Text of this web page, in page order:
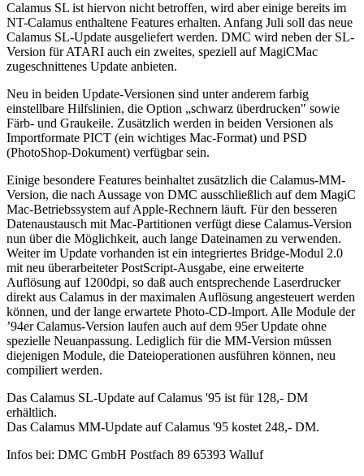
Calamus SL ist hiervon nicht betroffen, wird aber einige bereits im
NT-Calamus enthaltene Features erhalten. Anfang Juli soll das neue
Calamus SL-Update ausgeliefert werden. DMC wird neben der SL-
Version für ATARI auch ein zweites, speziell auf MagiCMac
zugeschnittenes Update anbieten.
Neu in beiden Update-Versionen sind unter anderem farbig
einstellbare Hilfslinien, die Option „schwarz überdrucken" sowie
Färb- und Graukeile. Zusätzlich werden in beiden Versionen als
Importformate PICT (ein wichtiges Mac-Format) und PSD
(PhotoShop-Dokument) verfügbar sein.
Einige besondere Features beinhaltet zusätzlich die Calamus-MM-
Version, die nach Aussage von DMC ausschließlich auf dem MagiC
Mac-Betriebssystem auf Apple-Rechnern läuft. Für den besseren
Datenaustausch mit Mac-Partitionen verfügt diese Calamus-Version
nun über die Möglichkeit, auch lange Dateinamen zu verwenden.
Weiter im Update vorhanden ist ein integriertes Bridge-Modul 2.0
mit neu überarbeiteter PostScript-Ausgabe, eine erweiterte
Auflösung auf 1200dpi, so daß auch entsprechende Laserdrucker
direkt aus Calamus in der maximalen Auflösung angesteuert werden
können, und der lange erwartete Photo-CD-lmport. Alle Module der
’94er Calamus-Version laufen auch auf dem 95er Update ohne
spezielle Neuanpassung. Lediglich für die MM-Version müssen
diejenigen Module, die Dateioperationen ausführen können, neu
compiliert werden.
Das Calamus SL-Update auf Calamus '95 ist für 128,- DM
erhältlich.
Das Calamus MM-Update auf Calamus '95 kostet 248,- DM.
Infos bei: DMC GmbH Postfach 89 65393 Walluf